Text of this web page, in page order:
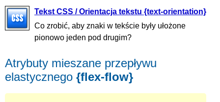
Tekst CSS / Orientacja tekstu {text-orientation}
Co zrobić, aby znaki w tekście były ułożone
pionowo jeden pod drugim?
Atrybuty mieszane przepływu
elastycznego {flex-flow}